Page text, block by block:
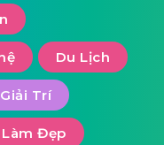
Du Lịch
Giải Trí
Làm Đẹp